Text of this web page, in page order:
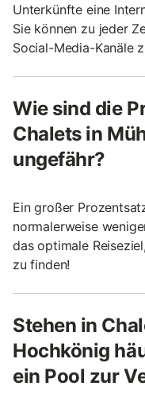
Unterkünfte eine
Sie können zu jeder
Social-Media-Kanäle
Wie sind die
Chalets in
ungefähr?
Ein großer
normalerweise
das optimale
zu finden!
Stehen in
Hochkönig
ein Pool zur